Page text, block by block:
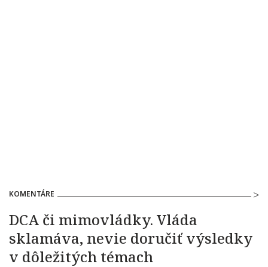
KOMENTÁRE
DCA či mimovládky. Vláda
sklamáva, nevie doručiť výsledky
v dôležitých témach